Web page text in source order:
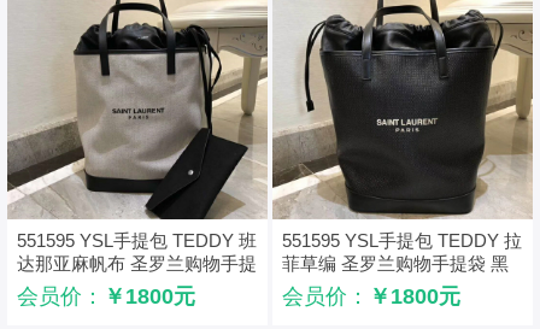
551595 YSL手提包 TEDDY 班
达那亚麻帆布 圣罗兰购物手提
袋 黑白配
会员价： ￥1800元
551595 YSL手提包 TEDDY 拉
菲草编 圣罗兰购物手提袋 黑
色
会员价： ￥1800元